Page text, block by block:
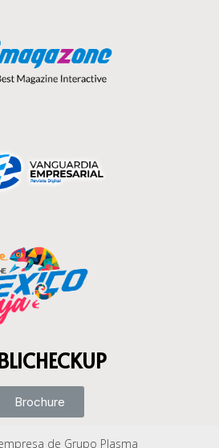
Brochure
de Grupo Plasma